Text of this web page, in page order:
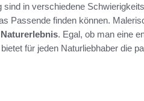
sind in verschiedene
Passende finden können.
Naturerlebnis. Egal, ob man eine
für jeden Naturliebhaber die